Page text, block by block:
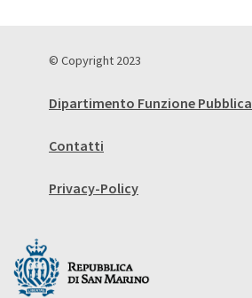
© Copyright 2023
Dipartimento Funzione Pubblica
Contatti
Privacy-Policy